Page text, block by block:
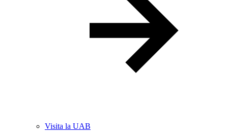
Visita la UAB